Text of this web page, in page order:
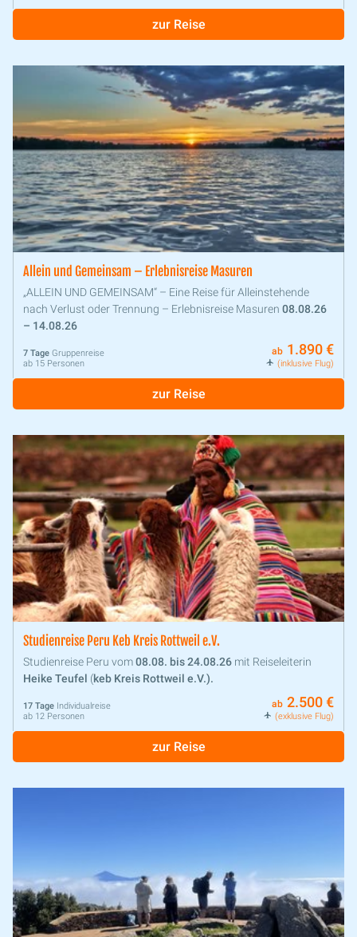
zur Reise
Allein und Gemeinsam – Erlebnisreise Masuren
„ALLEIN UND GEMEINSAM“ – Eine Reise für Alleinstehende
nach Verlust oder Trennung – Erlebnisreise Masuren 08.08.26
– 14.08.26
7 Tage Gruppenreise
ab 15 Personen
ab 1.890 €
(inklusive Flug)
zur Reise
Studienreise Peru Keb Kreis Rottweil e.V.
Studienreise Peru vom08.08. bis 24.08.26 mit Reiseleiterin
Heike Teufel (keb Kreis Rottweil e.V.).
17 Tage Individualreise
ab 12 Personen
ab 2.500 €
(exklusive Flug)
zur Reise